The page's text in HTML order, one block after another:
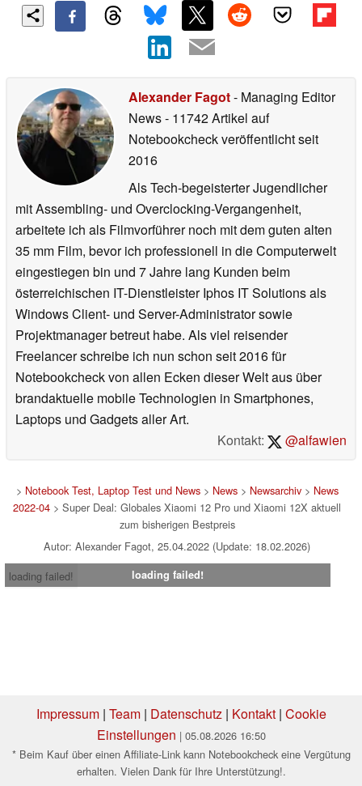
Als bevorzugte Quelle
auf Google
hinzufügen
Alexander Fagot
News- 11742 Artikel auf
Notebookcheck veröffentlichtseit
2016
Als Tech-begeisterter Jugendlicher
mit Assembling- und Overclocking-Vergangenheit,
arbeitete ich als Filmvorführer noch mit dem guten alten
35 mm Film, bevor ich professionell in die Computerwelt
eingestiegen bin und 7 Jahre lang Kunden beim
österreichischen IT-Dienstleister Iphos IT Solutions als
Windows Client- und Server-Administrator sowie
Projektmanager betreut habe. Als viel reisender
Freelancer schreibe ich nun schon seit 2016 für
Notebookcheck von allen Ecken dieser Welt aus über
Laptops und Gadgets aller Art.
Kontakt:
@alfawien
Notebook Test, Laptop Test und News News >
2022-04> Super Deal: Globales Xiaomi 12 Pro und Xiaomi 12X aktuell
zum bisherigen Bestpreis
Impressum|Team| Datenschutz|Kontakt|Cookie